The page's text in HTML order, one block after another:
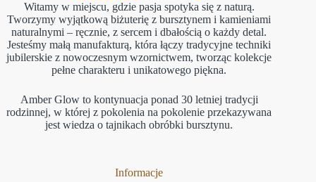
Witamy w miejscu, gdzie pasja spotyka się z naturą.
Tworzymy wyjątkową biżuterię z bursztynem i kamieniami
naturalnymi – ręcznie, z sercem i dbałością o każdy detal.
Jesteśmy małą manufakturą, która łączy tradycyjne techniki
jubilerskie z nowoczesnym wzornictwem, tworząc kolekcje
pełne charakteru i unikatowego piękna.
Amber Glow to kontynuacja ponad 30 letniej tradycji
rodzinnej, w której z pokolenia na pokolenie przekazywana
jest wiedza o tajnikach obróbki bursztynu.
Informacje